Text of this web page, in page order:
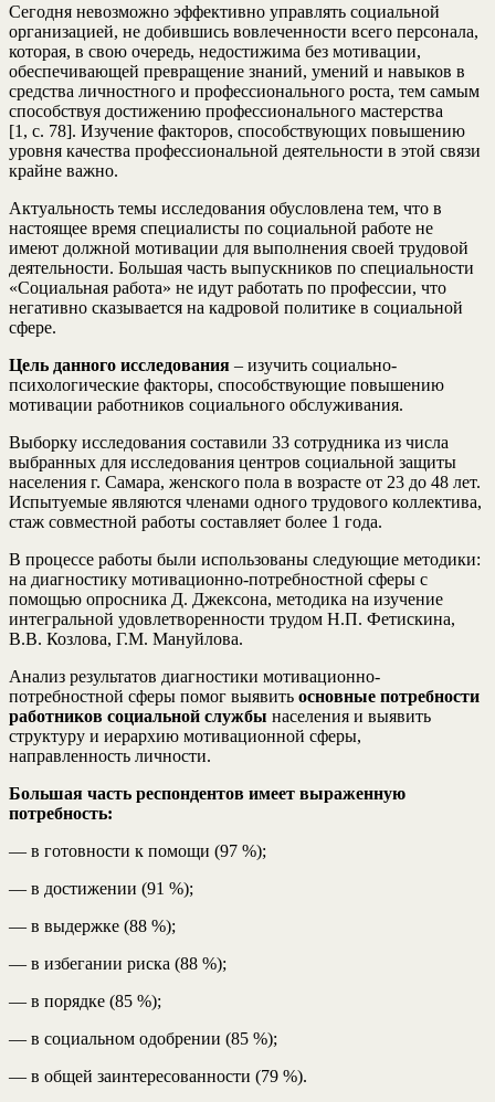
Сегодня невозможно эффективно управлять социальной
организацией, не добившись вовлеченности всего персонала,
которая, в свою очередь, недостижима без мотивации,
обеспечивающей превращение знаний, умений и навыков в
средства личностного и профессионального роста, тем самым
способствуя достижению профессионального мастерства
[1, с. 78]. Изучение факторов, способствующих повышению
уровня качества профессиональной деятельности в этой связи
крайне важно.
Актуальность темы исследования обусловлена тем, что в
настоящее время специалисты по социальной работе не
имеют должной мотивации для выполнения своей трудовой
деятельности. Большая часть выпускников по специальности
«Социальная работа» не идут работать по профессии, что
негативно сказывается на кадровой политике в социальной
сфере.
Цель данного исследования – изучить социально-
психологические факторы, способствующие повышению
мотивации работников социального обслуживания.
Выборку исследования составили 33 сотрудника из числа
выбранных для исследования центров социальной защиты
населения г. Самара, женского пола в возрасте от 23 до 48 лет.
Испытуемые являются членами одного трудового коллектива,
стаж совместной работы составляет более 1 года.
В процессе работы были использованы следующие методики:
на диагностику мотивационно-потребностной сферы с
помощью опросника Д. Джексона, методика на изучение
интегральной удовлетворенности трудом Н.П. Фетискина,
В.В. Козлова, Г.М. Мануйлова.
Анализ результатов диагностики мотивационно-
потребностной сферы помог выявить основные потребности
работников социальной службы населения и выявить
структуру и иерархию мотивационной сферы,
направленность личности.
Большая часть респондентов имеет выраженную
потребность:
— в готовности к помощи (97 %);
— в достижении (91 %);
— в выдержке (88 %);
— в избегании риска (88 %);
— в порядке (85 %);
— в социальном одобрении (85 %);
— в общей заинтересованности (79 %).